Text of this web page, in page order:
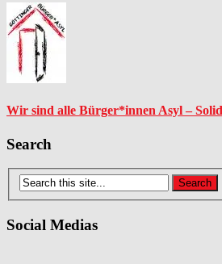
Wir sind alle Bürger*innen Asyl –
Search
Social Medias